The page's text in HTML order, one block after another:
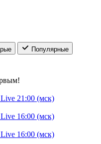
Популярные
21:00 (мск)
16:00 (мск)
16:00 (мск)